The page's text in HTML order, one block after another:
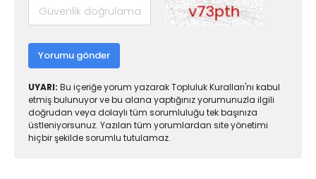
Yorumu gönder
UYARI: Bu içeriğe yorum yazarak Topluluk Kuralları'nı kabul
etmiş bulunuyor ve bu alana yaptığınız yorumunuzla ilgili
doğrudan veya dolaylı tüm sorumluluğu tek başınıza
üstleniyorsunuz. Yazılan tüm yorumlardan site yönetimi
hiçbir şekilde sorumlu tutulamaz.